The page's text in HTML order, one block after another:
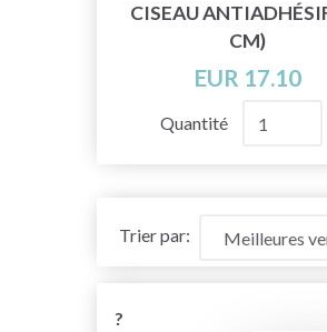
CISEAU
CM)
EUR 17.10
Quantité
Trier par:
?